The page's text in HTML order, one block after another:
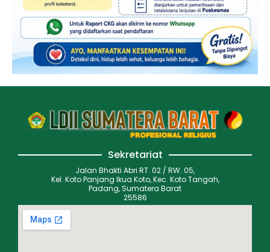
Sekretariat
Jalan Bhakti Abri RT. 02 / RW. 05,
Kel. Koto Panjang Ikua Koto, Kec. Koto Tangah,
Padang, Sumatera Barat
25586